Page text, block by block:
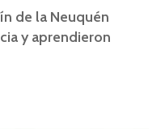
de la Neuquén
y aprendieron